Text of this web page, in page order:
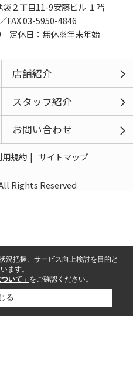
２丁目11-9安藤ビル １階
FAX 03-5950-4846
定休日：無休※年末年始
店舗紹介
スタッフ紹介
お問い合わせ
用規約 サイトマップ
Rights Reserved
況把握、サービス向上検討を目的と
ます。
いて」 をご確認ください。
る